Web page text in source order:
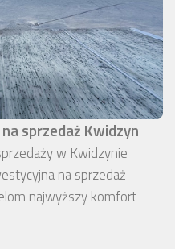
sprzedaż Kwidzyn
w Kwidzynie
na sprzedaż
najwyższy komfort